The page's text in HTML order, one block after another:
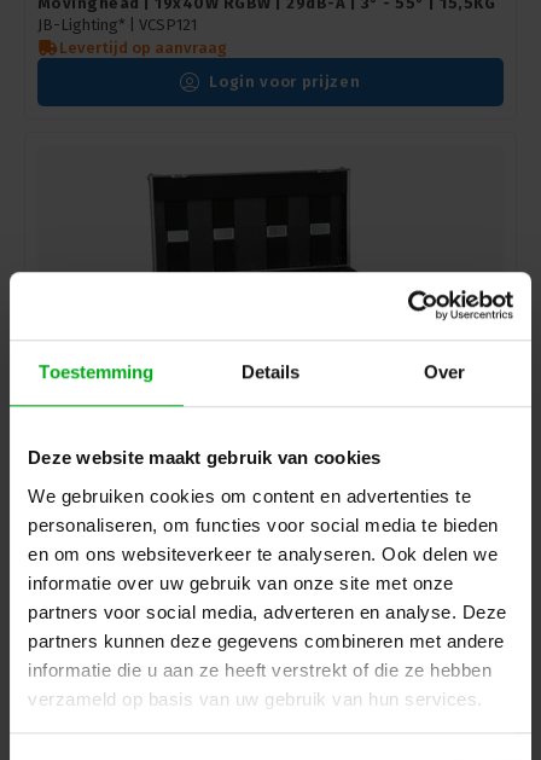
Toestemming Details Over
Deze website maakt gebruik van cookies
We gebruiken cookies om content en advertenties te
personaliseren, om functies voor social media te bieden
en om ons websiteverkeer te analyseren. Ook delen we
informatie over uw gebruik van onze site met onze
partners voor social media, adverteren en analyse. Deze
partners kunnen deze gegevens combineren met andere
informatie die u aan ze heeft verstrekt of die ze hebben
verzameld op basis van uw gebruik van hun services.
JB-Lighting* | VCSP121
Levertijd op aanvraag
Login voor prijzen
Amptown | Flightcase | 4x P4/P7 | L x B x H cm | SIP
Amptown* |CASE28
Levertijd op aanvraag
Login voor prijzen